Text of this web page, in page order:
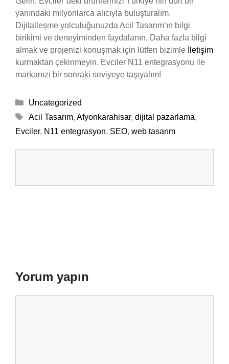
yanındaki milyonlarca alıcıyla buluşturalım.
Dijitalleşme yolculuğunuzda Acil Tasarım’ın bilgi
birikimi ve deneyiminden faydalanın. Daha fazla bilgi
almak ve projenizi konuşmak için lütfen bizimle
İletişim
kurmaktan çekinmeyin. Evciler N11 entegrasyonu ile
markanızı bir sonraki seviyeye taşıyalım!
Kategoriler
Uncategorized
Etiketler
Acil Tasarım, Afyonkarahisar, dijital pazarlama,
Evciler, N11 entegrasyon, SEO, web tasarım
Yorum yapın